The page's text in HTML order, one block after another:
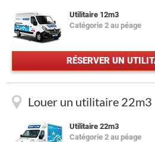
Utilitaire 12m3
Catégorie 2 au péage
RÉSERVER UN
Louer un utilitaire 22m3
Utilitaire 22m3
Catégorie 2 au péage